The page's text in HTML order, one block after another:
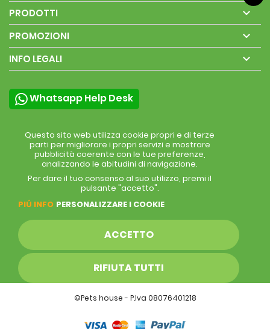
PRODOTTI 
PROMOZIONI 
INFO LEGALI 
Whatsapp Help Desk
Questo sito web utilizza cookie propri e di terze
parti per migliorare i propri servizi e mostrare
pubblicità coerente con le tue preferenze,
analizzando le abitudini di navigazione.
Per dare il tuo consenso al suo utilizzo, premi il
pulsante "accetto".
PIÚ INFO PERSONALIZZARE I COOKIE
RIFIUTA TUTTI
ACCETTO
©Pets house - P.Iva 08076401218